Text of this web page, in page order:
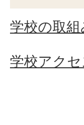
学校の取組
学校アクセ